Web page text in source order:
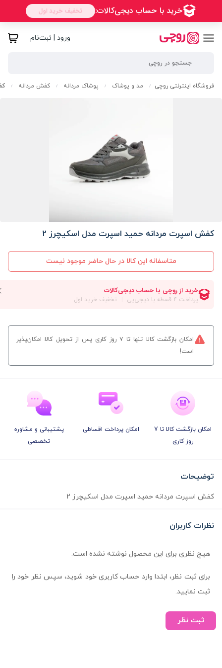
ورود | ثبت‌نام
فروشگاه اینترنتی روچی / مد و پوشاک / پوشاک مردانه / کفش مردانه /
کفش اسپرت مردانه حمید اسپرت مدل اسکیچرز 2
متاسفانه این کالا در حال حاضر موجود نیست
امکان بازگشت کالا تنها تا ۷ روز کاری پس از تحویل کالا امکان‌پذیر
است!
امکان بازگشت کالا تا 7
روز کاری
امکان پرداخت اقساطی
پشتیبانی و مشاوره
تخصصی
توضیحات
کفش اسپرت مردانه حمید اسپرت مدل اسکیچرز 2
نظرات کاربران
هیچ نظری برای این محصول نوشته نشده است.
برای ثبت نظر، ابتدا وارد حساب کاربری خود شوید، سپس نظر خود را
ثبت نمایید.
ثبت نظر